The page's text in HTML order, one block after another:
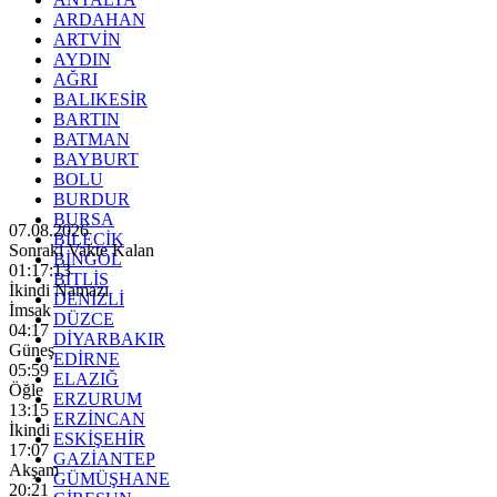
ARDAHAN
ARTVİN
AYDIN
AĞRI
BALIKESİR
BARTIN
BATMAN
BAYBURT
BOLU
BURDUR
BURSA
BİLECİK
BİNGÖL
BİTLİS
DENİZLİ
DÜZCE
DİYARBAKIR
EDİRNE
ELAZIĞ
ERZURUM
ERZİNCAN
ESKİŞEHİR
GAZİANTEP
GÜMÜŞHANE
07.08.2026
Sonraki Vakte Kalan
01:17:11
İkindi Namazı
İmsak
04:17
Güneş
05:59
Öğle
13:15
İkindi
17:07
Akşam
20:21